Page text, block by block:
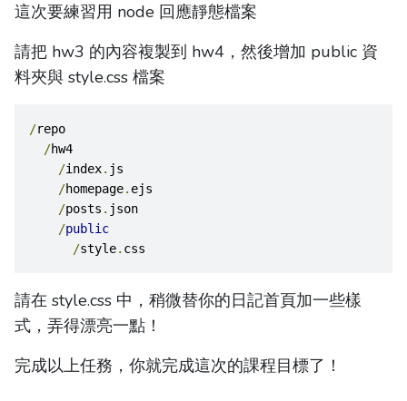
這次要練習用 node 回應靜態檔案
請把 hw3 的內容複製到 hw4，然後增加 public 資
料夾與 style.css 檔案
/repo
/hw4
/index. js
/homepage. ejs
/posts . json
/public
/style. css
請在 style.css 中，稍微替你的日記首頁加一些樣
式，弄得漂亮一點！
完成以上任務，你就完成這次的課程目標了！